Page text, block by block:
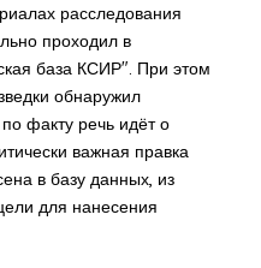
расследования
проходил в
база КСИР". При этом
обнаружил
по факту речь идёт о
важная правка
в базу данных, из
для нанесения